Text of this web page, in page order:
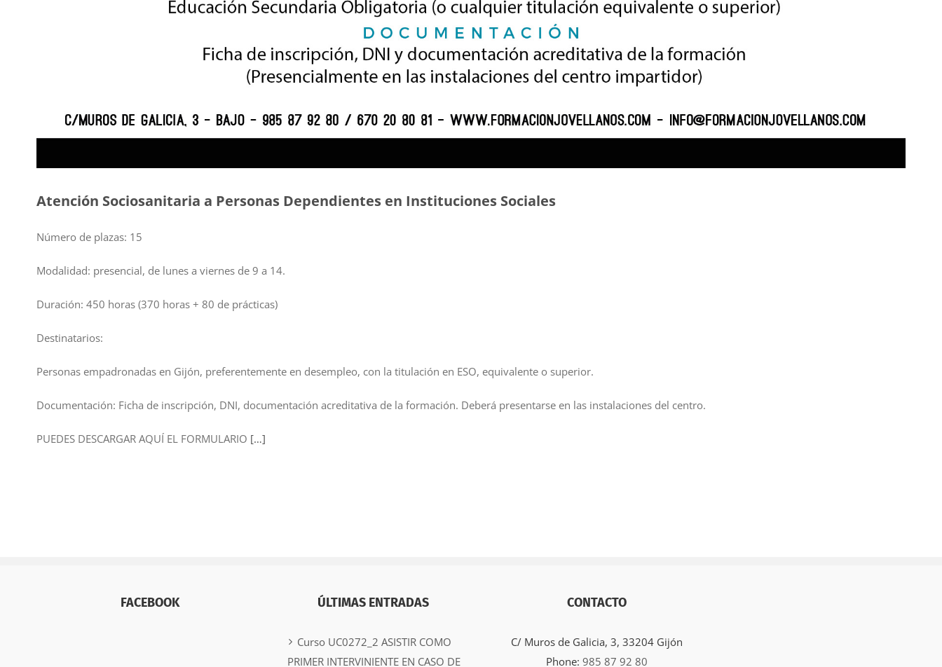
Atención Sociosanitaria a Personas Dependientes en Instituciones Sociales
Número de plazas: 15
Modalidad: presencial, de lunes a viernes de 9 a 14.
Duración: 450 horas (370 horas + 80 de prácticas)
Destinatarios:
Personas empadronadas en Gijón, preferentemente en desempleo, con la titulación en ESO, equivalente o superior.
Documentación: Ficha de inscripción, DNI, documentación acreditativa de la formación. Deberá presentarse en las instalaciones del centro.
PUEDES DESCARGAR AQUÍ EL FORMULARIO […]
FACEBOOK ÚLTIMAS ENTRADAS
Curso UC0272_2 ASISTIR COMO
PRIMER INTERVINIENTE EN CASO DE
CONTACTO
C/ Muros de Galicia, 3, 33204 Gijón
Phone: 985 87 92 80